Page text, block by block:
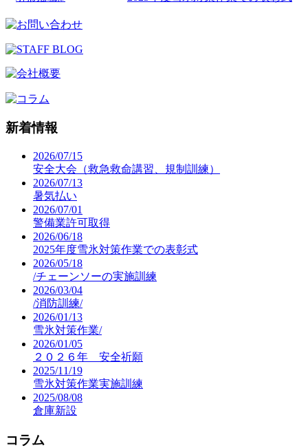
新着情報
2026/07/15
安全大会（救急救命講習、規制訓練）
2026/07/13
暑気払い
2026/07/01
警備業許可取得
2026/06/18
2025年度雪氷対策作業での表彰式
2026/05/18
/チェーンソーの実施訓練
2026/03/04
/消防訓練/
2026/01/13
雪氷対策作業/
2026/01/05
２０２６年 安全祈願
2025/11/19
雪氷対策作業実施訓練
2025/08/08
倉庫新設
コラム